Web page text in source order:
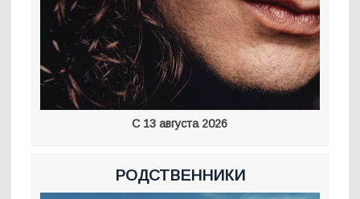
С 13 августа 2026
РОДСТВЕННИКИ